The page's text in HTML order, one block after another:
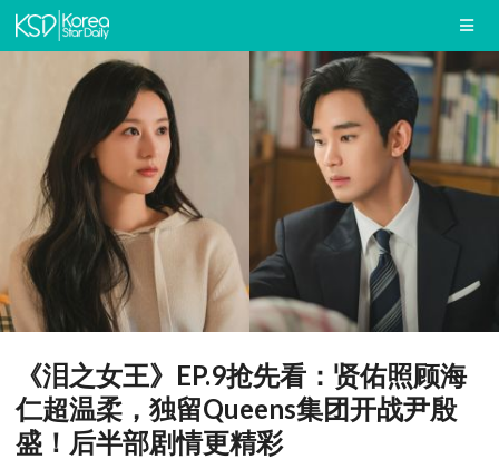
《泪之女王》EP.9抢先看：贤佑照顾海
仁超温柔，独留Queens集团开战尹殷
盛！后半部剧情更精彩